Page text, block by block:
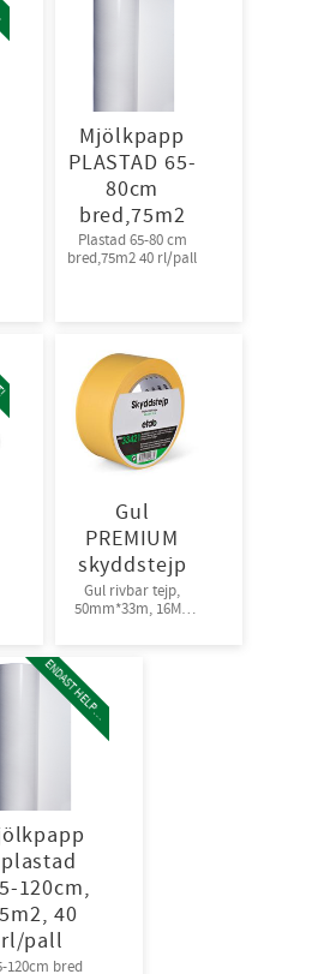
Mjölkpapp
PLASTAD 65-
80cm
bred,75m2
Plastad 65-80 cm
bred,75m2 40 rl/pall
Gul
PREMIUM
skyddstejp
Gul rivbar tejp,
50mm*33m, 16Mμ
120cm,
40
rl/pall
120cm bred
E
N
D
A
S
T
H
E
L
P
A
L
L